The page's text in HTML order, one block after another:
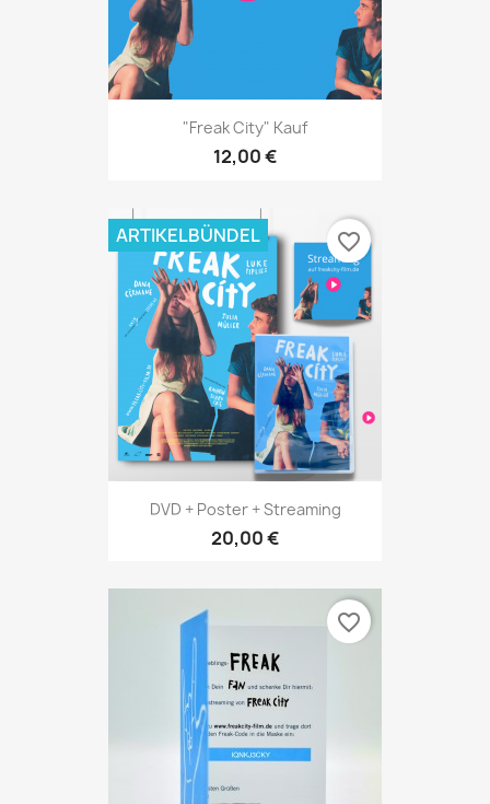
"Freak City" Kauf
12,00 €
DVD + Poster + Streaming
20,00 €
ARTIKELBÜNDEL favorite_border
favorite_border